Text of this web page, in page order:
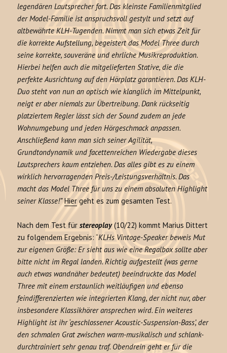
legendären Lautsprecher fort. Das kleinste Familienmitglied
der Model-Familie ist anspruchsvoll gestylt und setzt auf
altbewährte KLH-Tugenden. Nimmt man sich etwas Zeit für
die korrekte Aufstellung, begeistert das Model Three durch
seine korrekte, souveräne und ehrliche Musikreproduktion.
Hierbei helfen auch die mitgelieferten Stative, die die
perfekte Ausrichtung auf den Hörplatz garantieren. Das KLH-
Duo steht von nun an optisch wie klanglich im Mittelpunkt,
neigt er aber niemals zur Übertreibung. Dank rückseitig
platziertem Regler lässt sich der Sound zudem an jede
Wohnumgebung und jeden Hörgeschmack anpassen.
Anschließend kann man sich seiner Agilität,
Grundtondynamik und facettenreichen Wiedergabe dieses
Lautsprechers kaum entziehen. Das alles gibt es zu einem
wirklich hervorragenden Preis-/Leistungsverhältnis. Das
macht das Model Three für uns zu einem absoluten Highlight
seiner Klasse!” Hier geht es zum gesamten Test.
Nach dem Test fürstereoplay(10/22) kommt Marius Dittert
zu folgendem Ergebnis: “KLHs Vintage-Speaker beweis Mut
zur eigenen Größe: Er sieht aus wie eine Regalbox sollte aber
bitte nicht im Regal landen. Richtig aufgestellt (was gerne
auch etwas wandnäher bedeutet) beeindruckte das Model
Three mit einem erstaunlich weitläufigen und ebenso
feindifferenzierten wie integrierten Klang, der nicht nur, aber
insbesondere Klassikhörer ansprechen wird. Ein weiteres
Highlight ist ihr ‘geschlossener Acoustic-Suspension-Bass’, der
den schmalen Grat zwischen warm-musikalisch und schlank-
durchtrainiert sehr genau traf. Obendrein geht er für die